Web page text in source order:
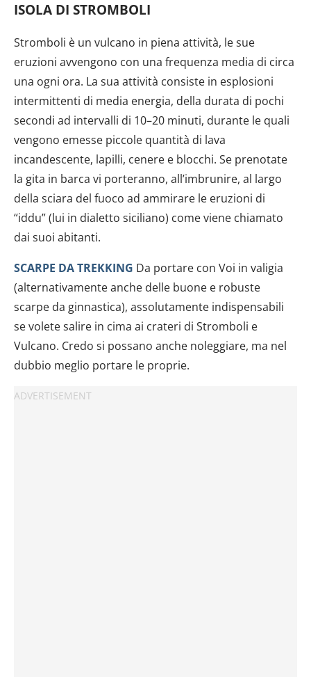
ISOLA DI STROMBOLI
Stromboli è un vulcano in piena attività, le sue
eruzioni avvengono con una frequenza media di circa
una ogni ora. La sua attività consiste in esplosioni
intermittenti di media energia, della durata di pochi
secondi ad intervalli di 10–20 minuti, durante le quali
vengono emesse piccole quantità di lava
incandescente, lapilli, cenere e blocchi. Se prenotate
la gita in barca vi porteranno, all’imbrunire, al largo
della sciara del fuoco ad ammirare le eruzioni di
“iddu” (lui in dialetto siciliano) come viene chiamato
dai suoi abitanti.
SCARPE DA TREKKING Da portare con Voi in valigia
(alternativamente anche delle buone e robuste
scarpe da ginnastica), assolutamente indispensabili
se volete salire in cima ai crateri di Stromboli e
Vulcano. Credo si possano anche noleggiare, ma nel
dubbio meglio portare le proprie.